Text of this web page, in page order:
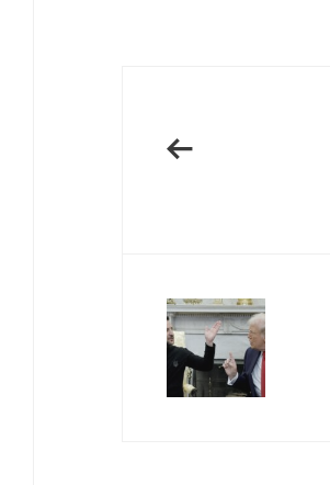
←